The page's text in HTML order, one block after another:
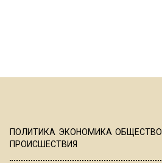
ПОЛИТИКА ЭКОНОМИКА ОБЩЕСТВО
ПРОИСШЕСТВИЯ